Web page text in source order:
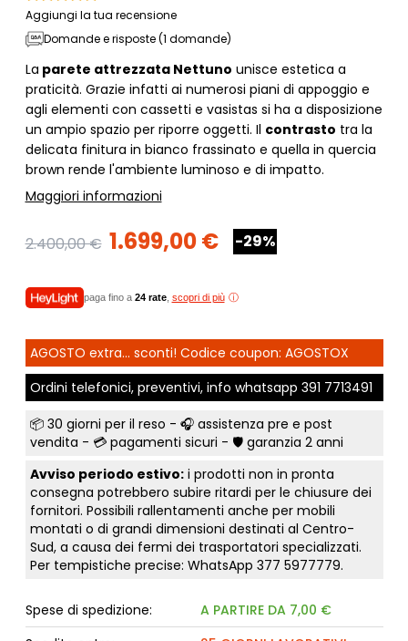
Aggiungi la tua recensione
Domande e risposte (1 domande)
La parete attrezzata Nettuno unisce estetica a
praticità. Grazie infatti ai numerosi piani di appoggio e
agli elementi con cassetti e vasistas si ha a disposizione
un ampio spazio per riporre oggetti. Il contrasto tra la
delicata finitura in bianco frassinato e quella in quercia
brown rende l'ambiente luminoso e di impatto.
Maggiori informazioni
2.400,00 € 1.699,00 € -29%
paga fino a 24 rate, scopri di più
AGOSTO extra... sconti! Codice coupon: AGOSTOX
Ordini telefonici, preventivi, info whatsapp 391 7713491
📦 30 giorni per il reso - 🎧 assistenza pre e post
vendita - 💳 pagamenti sicuri - 🛡️ garanzia 2 anni
Avviso periodo estivo:i prodotti non in pronta
consegna potrebbero subire ritardi per le chiusure dei
fornitori. Possibili rallentamenti anche per mobili
montati o di grandi dimensioni destinati al Centro-
Sud, a causa dei fermi dei trasportatori specializzati.
Per tempistiche precise: WhatsApp 377 5977779.
Spese di spedizione:
A PARTIRE DA 7,00 €